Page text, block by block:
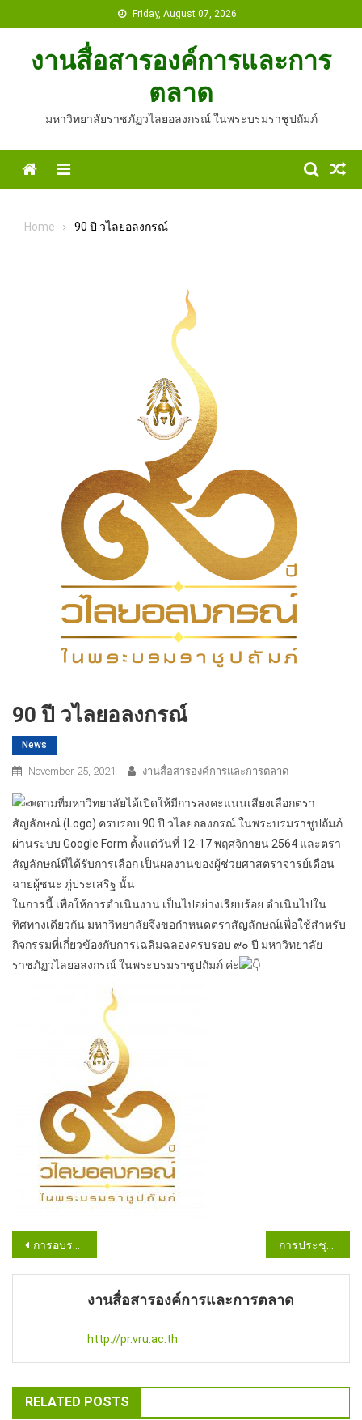
to
Friday, August 07, 2026
งานสื่อสารองค์การและการ
ตลาด
มหาวิทยาลัยราชภัฏวไลยอลงกรณ์ ในพระบรมราชูปถัมภ์
HomeMenu
Home 90 ปี วไลยอลงกรณ์
90 ปี วไลยอลงกรณ์
News
November 25, 2021 งานสื่อสารองค์การและการตลาด
ตามที่มหาวิทยาลัยได้เปิดให้มีการลงคะแนนเสียงเลือกตรา
สัญลักษณ์ (Logo) ครบรอบ 90 ปี วไลยอลงกรณ์ ในพระบรมราชูปถัมภ์
ผ่านระบบ Google Form ตั้งแต่วันที่ 12-17 พฤศจิกายน 2564 และตรา
สัญลักษณ์ที่ได้รับการเลือก เป็นผลงานของผู้ช่วยศาสตราจารย์เดือน
ฉายผู้ชนะ ภู่ประเสริฐ นั้น
ในการนี้ เพื่อให้การดำเนินงาน เป็นไปอย่างเรียบร้อย ดำเนินไปใน
ทิศทางเดียวกัน มหาวิทยาลัยจึงขอกำหนดตราสัญลักษณ์เพื่อใช้สำหรับ
กิจกรรมที่เกี่ยวข้องกับการเฉลิมฉลองครบรอบ ๙๐ ปี มหาวิทยาลัย
ราชภัฏวไลยอลงกรณ์ ในพระบรมราชูปถัมภ์ ค่ะ
Post
navigation
การอบรม Social Literacy แก่ผู้ถูกจ้างงานจังหวัดสระแก้ว
งานสื่อสารองค์การและการตลาด
http://pr.vru.ac.th
RELATED POSTS